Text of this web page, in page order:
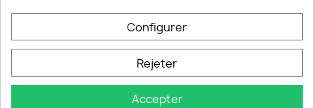
Configurer
Rejeter
Accepter